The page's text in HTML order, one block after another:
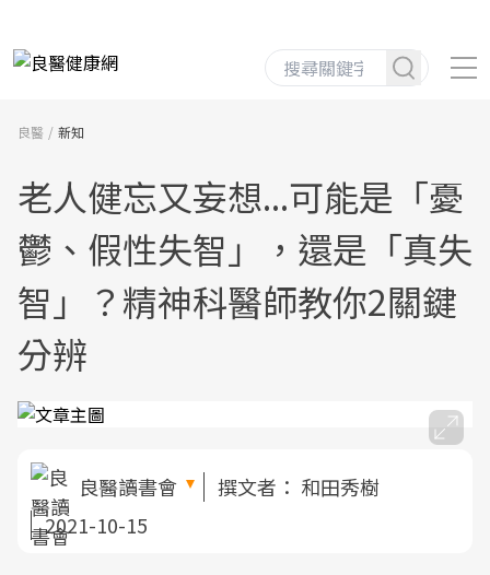
良醫 新知
老人健忘又妄想...可能是「憂
鬱、假性失智」，還是「真失
智」？精神科醫師教你2關鍵
分辨
良醫讀書會 撰文者： 和田秀樹
2021-10-15